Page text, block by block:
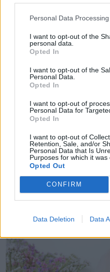
Personal Data
I want to opt-out of the
personal data.
Opted In
I want to opt-out of the
Personal Data.
Opted In
I want to opt-out of
Personal Data for
Opted In
I want to opt-out of
Retention, Sale, and/or
Personal Data that Is
Purposes for which it was
Opted Out
CONFIRM
Data Deletion Data
ĢIMENES VEIDOŠANA
"Viņš man ir VISS!" Sarkanais
attiecības nav veselīgas